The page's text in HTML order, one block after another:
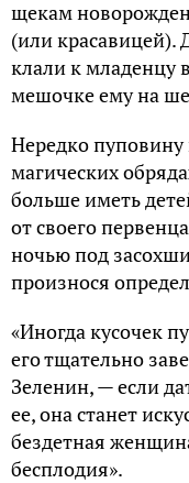
щекам
(или красавицей).
клали к младенцу
мешочке ему на
Нередко
магических
больше иметь
от своего
ночью под
произнося
«Иногда кусочек
его тщательно
Зеленин, — если
ее, она станет
бездетная
бесплодия».